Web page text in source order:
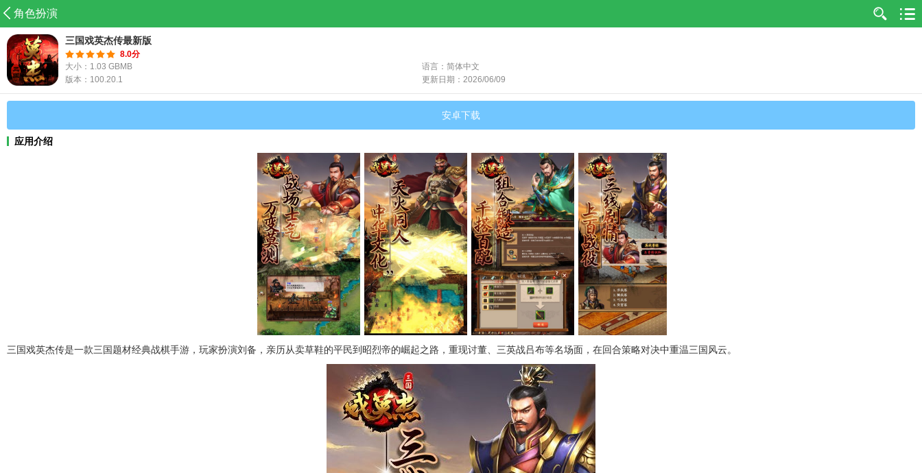
角色扮演
三国戏英杰传最新版
8.0分
大小：1.03 GBMB
语言：简体中文
版本：100.20.1
更新日期：2026/06/09
安卓下载
应用介绍
三国戏英杰传是一款三国题材经典战棋手游，玩家扮演刘备，亲历从卖草鞋的平民到昭烈帝的崛起之路，重现讨董、三英战吕布等名场面，在回合策略对决中重温三国风云。